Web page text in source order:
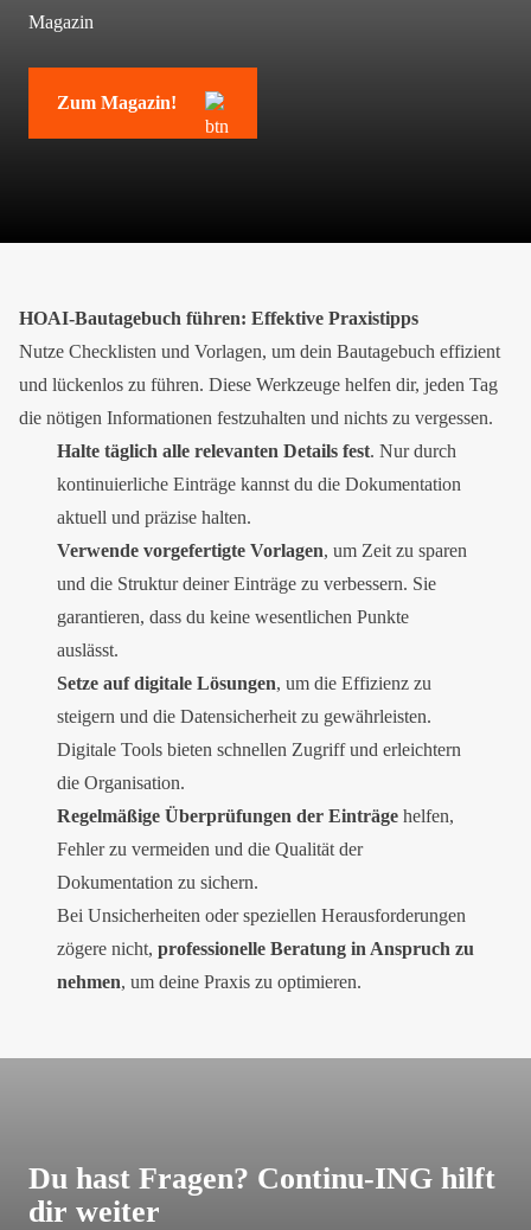
Magazin
Zum Magazin!
HOAI-Bautagebuch führen: Effektive Praxistipps
Nutze Checklisten und Vorlagen, um dein Bautagebuch effizient
und lückenlos zu führen. Diese Werkzeuge helfen dir, jeden Tag
die nötigen Informationen festzuhalten und nichts zu vergessen.
Halte täglich alle relevanten Details fest. Nur durch
kontinuierliche Einträge kannst du die Dokumentation
aktuell und präzise halten.
Verwende vorgefertigte Vorlagen, um Zeit zu sparen
und die Struktur deiner Einträge zu verbessern. Sie
garantieren, dass du keine wesentlichen Punkte
auslässt.
Setze auf digitale Lösungen, um die Effizienz zu
steigern und die Datensicherheit zu gewährleisten.
Digitale Tools bieten schnellen Zugriff und erleichtern
die Organisation.
Regelmäßige Überprüfungen der Einträge helfen,
Fehler zu vermeiden und die Qualität der
Dokumentation zu sichern.
Bei Unsicherheiten oder speziellen Herausforderungen
zögere nicht, professionelle Beratung in Anspruch zu
nehmen, um deine Praxis zu optimieren.
Du hast Fragen? Continu-ING hilft
dir weiter